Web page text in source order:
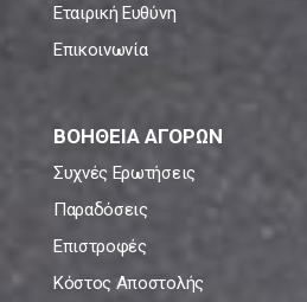
Εταιρική Ευθύνη
Επικοινωνία
ΒΟΗΘΕΙΑ ΑΓΟΡΩΝ
Συχνές Ερωτήσεις
Παραδόσεις
Επιστροφές
Κόστος Αποστολής